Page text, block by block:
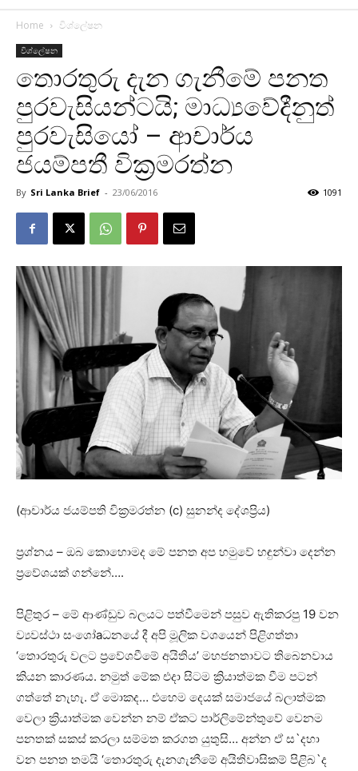
Home විශ්ලේෂන
විශ්ලේෂන
තොරතුරු දැන ගැනීමේ පනත
පුරවැසියන්ටයි; මාධ්‍යවේදීනුත්
පුරවැසියෝ – ආචාර්ය
ජයම්පතී වික්‍රමරත්න
By Sri Lanka Brief - 23/06/2016 1091
(ආචාර්ය ජයම්පති වික්‍රමරත්න (c) සුනන්ද දේශප්‍රිය)
ප්‍රශ්නය – ඔබ කොහොමද මේ පනත අප හමුවේ හඳුන්වා දෙන්න
ප්‍රවේශයක්‌ ගන්නේ….
පිළිතුර – මේ ආණ්‌ඩුව බලයට පත්වීමෙන් පසුව ඇතිකරපු 19 වන
ව්‍යවස්‌ථා සංශෝaධනයේ දී අපි මූලික වශයෙන් පිළිගත්තා
‘තොරතුරු වලට ප්‍රවේශවීමේ අයිතිය’ මහජනතාවට තිබෙනවාය
කියන කාරණය. නමුත් මේක එදා සිටම ක්‍රියාත්මක වීම පටන්
ගත්තේ නැහැ. ඒ මොකද… එහෙම දෙයක්‌ සමාජයේ බලාත්මක
වෙලා ක්‍රියාත්මක වෙන්න නම් ඒකට පාර්ලිමේන්තුවේ වෙනම
පනතක්‌ සකස්‌ කරලා සම්මත කරගත යුතුසි… අන්න ඒ ස`දහා
වන පනත තමයි ‘තොරතුරු දැනගැනීමේ අයිතිවාසිකම් පිළිබ`ද